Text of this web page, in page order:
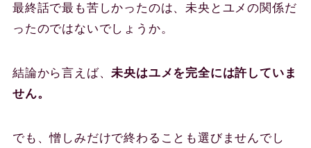
最終話で最も苦しかったのは、未央とユメの関係だ
ったのではないでしょうか。
結論から言えば、 未央はユメを完全には許していま
せん。
でも、憎しみだけで終わることも選びませんでし